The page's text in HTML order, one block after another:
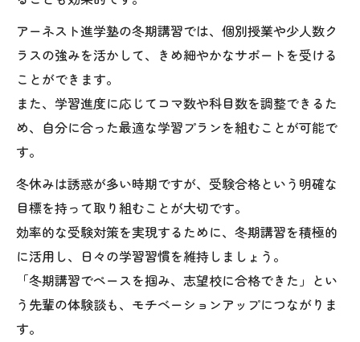
アーネスト進学塾の冬期講習では、個別授業や少人数ク
ラスの強みを活かして、きめ細やかなサポートを受ける
ことができます。
また、学習進度に応じてコマ数や科目数を調整できるた
め、自分に合った最適な学習プランを組むことが可能で
す。
冬休みは誘惑が多い時期ですが、受験合格という明確な
目標を持って取り組むことが大切です。
効率的な受験対策を実現するために、冬期講習を積極的
に活用し、日々の学習習慣を維持しましょう。
「冬期講習でペースを掴み、志望校に合格できた」とい
う先輩の体験談も、モチベーションアップにつながりま
す。